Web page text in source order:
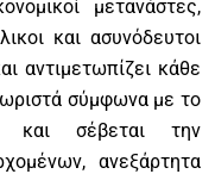
μετανάστες,
και ασυνόδευτοι
αντιμετωπίζει κάθε
σύμφωνα με το
και σέβεται την
ανεξάρτητα